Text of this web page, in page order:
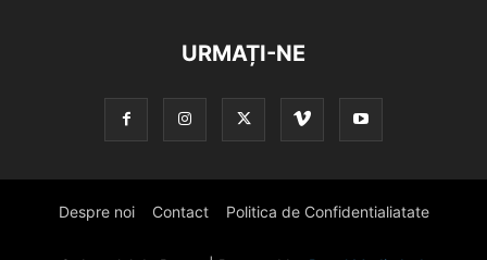
URMAȚI-NE
Despre noi Contact Politica de Confidentialiatate